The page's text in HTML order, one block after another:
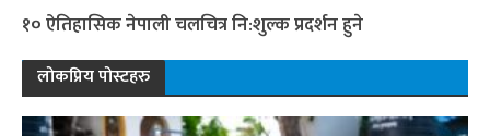
१० ऐतिहासिक नेपाली चलचित्र नि:शुल्क प्रदर्शन हुने
लोकप्रिय पोस्टहरु